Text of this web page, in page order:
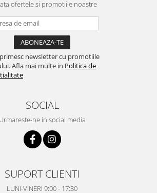
ofertele si promotiile noastre
newsletter cu promotiile
Afla mai multe in Politica de
SOCIAL
Urmareste-ne in social media
SUPORT CLIENTI
LUNI-VINERI 9:00 - 17:30